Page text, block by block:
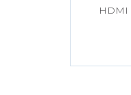
HDMI